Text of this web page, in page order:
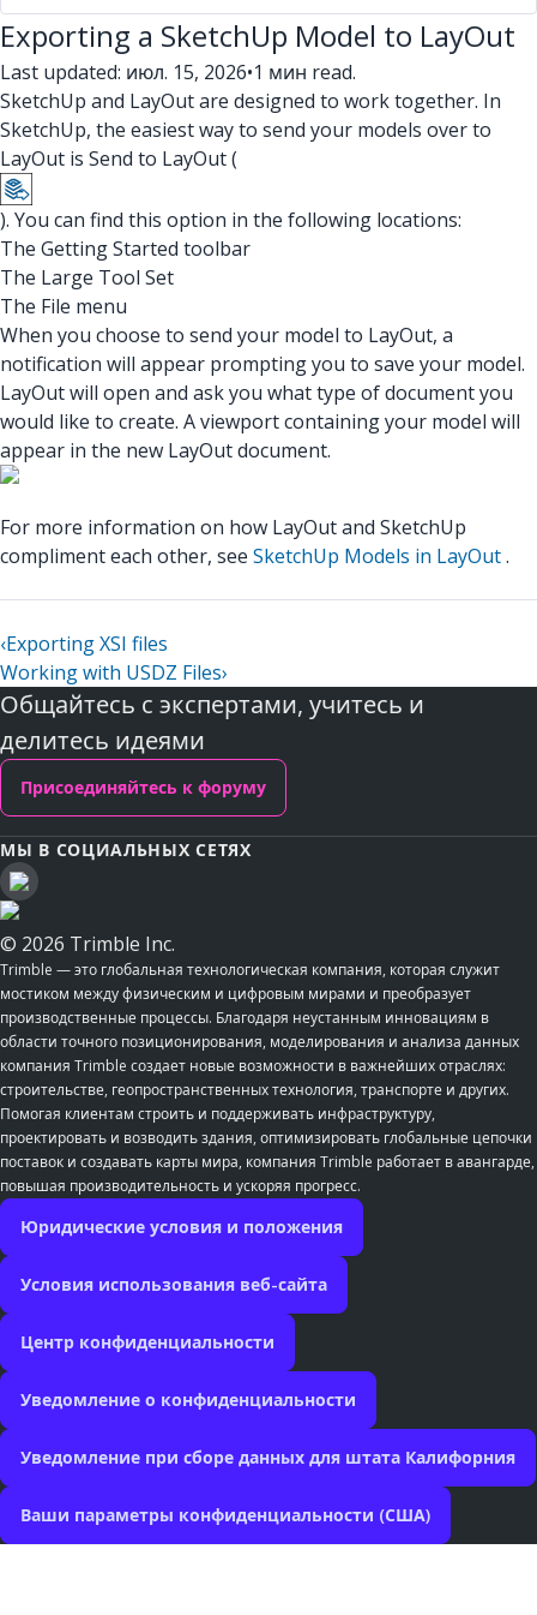
Exporting a SketchUp Model to LayOut
Last updated: июл. 15, 2026•1 мин read.
SketchUp and LayOut are designed to work together. In
SketchUp, the easiest way to send your models over to
LayOut is Send to LayOut (
). You can find this option in the following locations:
The Getting Started toolbar
The Large Tool Set
The File menu
When you choose to send your model to LayOut, a
notification will appear prompting you to save your model.
LayOut will open and ask you what type of document you
would like to create. A viewport containing your model will
appear in the new LayOut document.
For more information on how LayOut and SketchUp
compliment each other, see SketchUp Models in LayOut.
‹Exporting XSI files
Working with USDZ Files›
Общайтесь с экспертами, учитесь и
делитесь идеями
Присоединяйтесь к форуму
МЫ В СОЦИАЛЬНЫХ СЕТЯХ
© 2026 Trimble Inc.
Trimble — это глобальная технологическая компания, которая служит
мостиком между физическим и цифровым мирами и преобразует
производственные процессы. Благодаря неустанным инновациям в
области точного позиционирования, моделирования и анализа данных
компания Trimble создает новые возможности в важнейших отраслях:
строительстве, геопространственных технология, транспорте и других.
Помогая клиентам строить и поддерживать инфраструктуру,
проектировать и возводить здания, оптимизировать глобальные цепочки
поставок и создавать карты мира, компания Trimble работает в авангарде,
повышая производительность и ускоряя прогресс.
Юридические условия и положения
Условия использования веб-сайта
Центр конфиденциальности
Уведомление о конфиденциальности
Уведомление при сборе данных для штата Калифорния
Ваши параметры конфиденциальности (США)